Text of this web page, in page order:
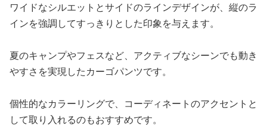
ワイドなシルエットとサイドのラインデザインが、縦のラ
インを強調してすっきりとした印象を与えます。
夏のキャンプやフェスなど、アクティブなシーンでも動き
やすさを実現したカーゴパンツです。
個性的なカラーリングで、コーディネートのアクセントと
して取り入れるのもおすすめです。